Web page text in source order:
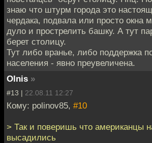
знаю что штурм города это
чердака, подвала или просто окна
дуло и прострелить башку. А тут
берет столицу.
Тут либо вранье, либо поддержка
населения - явно преувеличена.
Olnis »
#13 | 22.08.11 12:27
Кому: polinov85, #10
> Так и поверишь что американцы
высадились